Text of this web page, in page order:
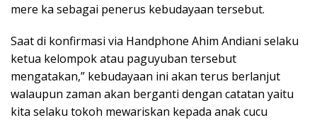
mere ka sebagai penerus kebudayaan tersebut.
Saat di konfirmasi via Handphone Ahim Andiani selaku
ketua kelompok atau paguyuban tersebut
mengatakan,” kebudayaan ini akan terus berlanjut
walaupun zaman akan berganti dengan catatan yaitu
kita selaku tokoh mewariskan kepada anak cucu